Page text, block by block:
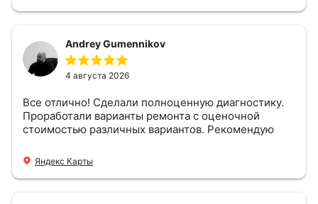
Andrey Gumennikov
4 августа 2026
Все отлично! Сделали полноценную диагностику.
Проработали варианты ремонта с оценочной
стоимостью различных вариантов. Рекомендую
Яндекс Карты